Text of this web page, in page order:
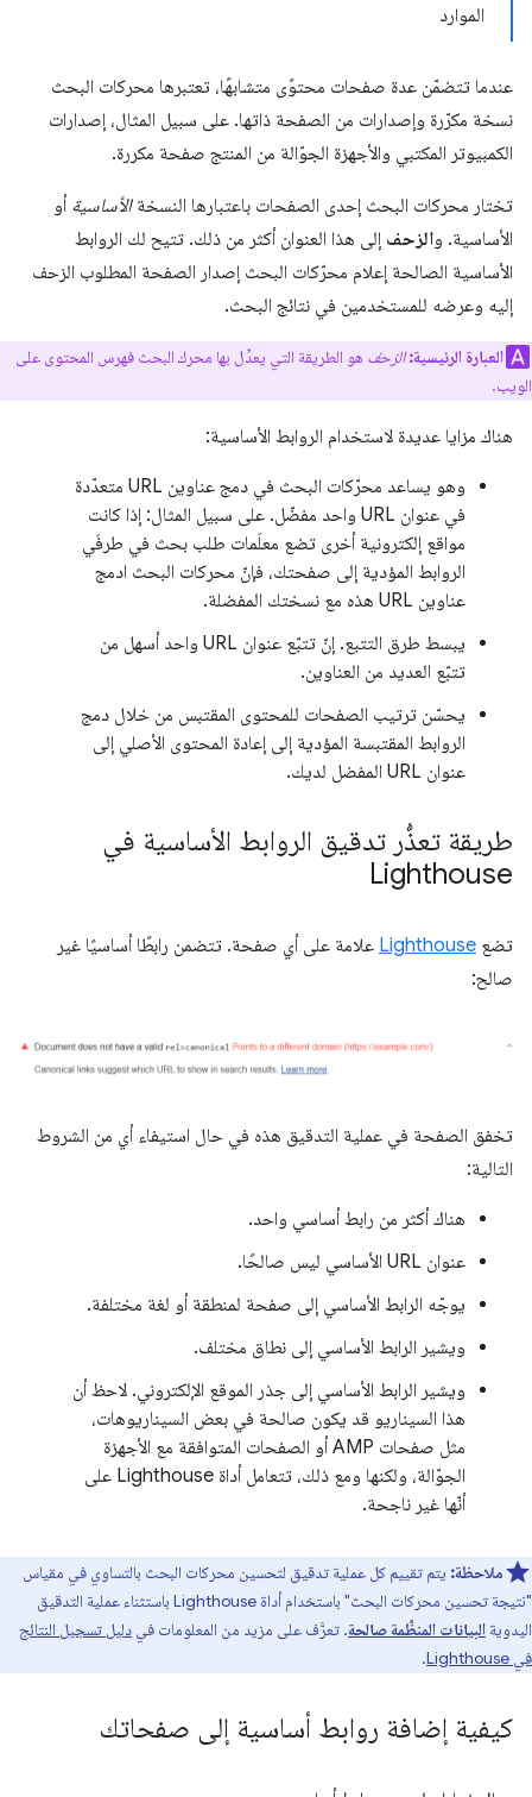
الموارد
عندما تتضمّن عدة صفحات محتوًى متشابهًا، تعتبرها محركات البحث
نسخة مكرّرة وإصدارات من الصفحة ذاتها. على سبيل المثال، إصدارات
الكمبيوتر المكتبي والأجهزة الجوّالة من المنتج صفحة مكررة.
تختار محركات البحث إحدى الصفحات باعتبارها النسخةالأساسية أو
الأساسية. والزحف إلى هذا العنوان أكثر من ذلك. تتيح لك الروابط
الأساسية الصالحة إعلام محرّكات البحث إصدار الصفحة المطلوب الزحف
إليه وعرضه للمستخدمين في نتائج البحث.
العبارة الرئيسية: الزحف هو الطريقة التي يعدِّل بها محرك البحث فهرس المحتوى على
الويب.
هناك مزايا عديدة لاستخدام الروابط الأساسية:
وهو يساعد محرّكات البحث في دمج عناوين URL متعدّدة
في عنوان URL واحد مفضّل. على سبيل المثال: إذا كانت
مواقع إلكترونية أخرى تضع معلَمات طلب بحث في طرفَي
الروابط المؤدية إلى صفحتك، فإنّ محركات البحث ادمج
عناوين URL هذه مع نسختك المفضلة.
يبسط طرق التتبع. إنّ تتبّع عنوان URL واحد أسهل من
تتبّع العديد من العناوين.
يحسّن ترتيب الصفحات للمحتوى المقتبس من خلال دمج
الروابط المقتبسة المؤدية إلى إعادة المحتوى الأصلي إلى
عنوان URL المفضل لديك.
طريقة تعذُّر تدقيق الروابط الأساسية في
Lighthouse
تضع Lighthouse علامة على أي صفحة. تتضمن رابطًا أساسيًا غير
صالح:
تخفق الصفحة في عملية التدقيق هذه في حال استيفاء أي من الشروط
التالية:
هناك أكثر من رابط أساسي واحد.
عنوان URL الأساسي ليس صالحًا.
يوجّه الرابط الأساسي إلى صفحة لمنطقة أو لغة مختلفة.
ويشير الرابط الأساسي إلى نطاق مختلف.
ويشير الرابط الأساسي إلى جذر الموقع الإلكتروني. لاحظ أن
هذا السيناريو قد يكون صالحة في بعض السيناريوهات،
مثل صفحات AMP أو الصفحات المتوافقة مع الأجهزة
الجوّالة، ولكنها ومع ذلك، تتعامل أداة Lighthouse على
أنّها غير ناجحة.
ملاحظة: يتم تقييم كل عملية تدقيق لتحسين محركات البحث بالتساوي في مقياس
"نتيجة تحسين محركات البحث" باستخدام أداة Lighthouse باستثناء عملية التدقيق
اليدوية البيانات المنظَّمة صالحة. تعرَّف على مزيد من المعلومات في دليل تسجيل النتائج
في Lighthouse
.
كيفية إضافة روابط أساسية إلى صفحاتك